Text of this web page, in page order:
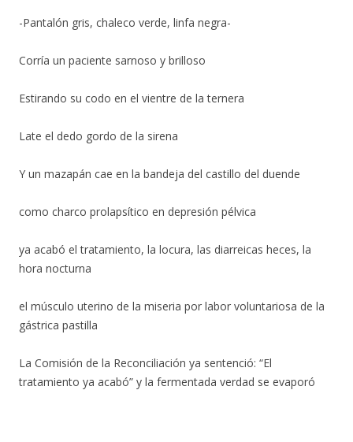
-Pantalón gris, chaleco verde, linfa negra-
Corría un paciente sarnoso y brilloso
Estirando su codo en el vientre de la ternera
Late el dedo gordo de la sirena
Y un mazapán cae en la bandeja del castillo del duende
como charco prolapsítico en depresión pélvica
ya acabó el tratamiento, la locura, las diarreicas heces, la
hora nocturna
el músculo uterino de la miseria por labor voluntariosa de la
gástrica pastilla
La Comisión de la Reconciliación ya sentenció: “El
tratamiento ya acabó” y la fermentada verdad se evaporó